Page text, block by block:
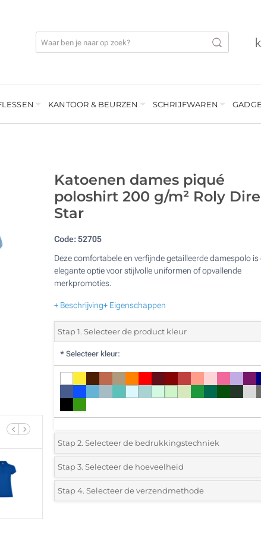
KANTOOR & BEURZEN SCHRIJFWAREN
Katoenen dames piqué
poloshirt 200 g/m² Roly
Star
Code:52705
Deze comfortabele en verfijnde getailleerde damespolo is
elegante optie voor stijlvolle uniformen of opvallende
merkpromoties.
+ Beschrijving+ Eigenschappen
Stap 1. Selecteer de product kleur
* Selecteer kleur:
Stap 2. Selecteer de bedrukkingstechniek
*Selecteer de bedrukking en kleuren van het logo:
1 Kleur (Aan een kant)
Stap 3. Selecteer de hoeveelheid
*Selecteer het aantal 10 (Totale bestelling)
Stap 4. Selecteer de verzendmethode